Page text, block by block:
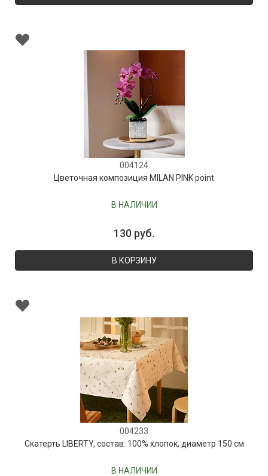
004124
Цветочная композиция MILAN PINK point
В НАЛИЧИИ
130 руб.
В КОРЗИНУ
004233
Скатерть LIBERTY, состав: 100% хлопок, диаметр 150 см
В НАЛИЧИИ